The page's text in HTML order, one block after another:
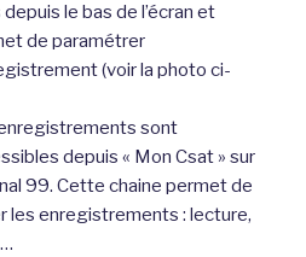
depuis le bas de l’écran et
de paramétrer
(voir la photo ci-
sont
depuis « Mon Csat » sur
99. Cette chaine permet de
les enregistrements : lecture,